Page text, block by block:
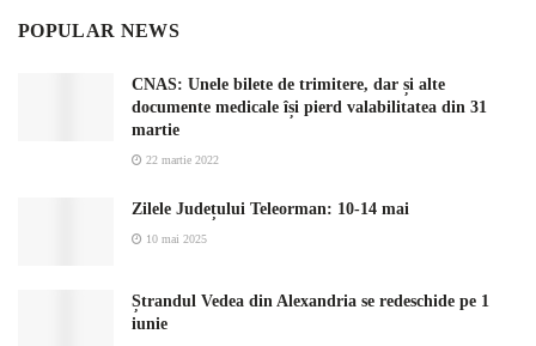
POPULAR NEWS
CNAS: Unele bilete de trimitere, dar și alte
documente medicale își pierd valabilitatea din 31
martie
22 martie 2022
Zilele Județului Teleorman: 10-14 mai
10 mai 2025
Ștrandul Vedea din Alexandria se redeschide pe 1
iunie